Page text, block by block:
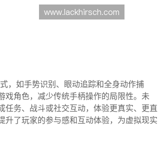
，如手势识别、眼动追踪和全身动作捕
戏角色，减少传统手柄操作的局限性。未
任务、战斗或社交互动，体验更真实、更直
了玩家的参与感和互动体验，为虚拟现实